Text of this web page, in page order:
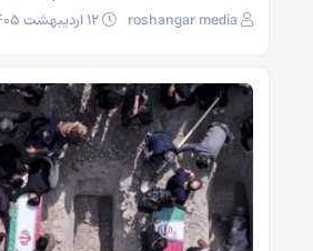
roshangar media